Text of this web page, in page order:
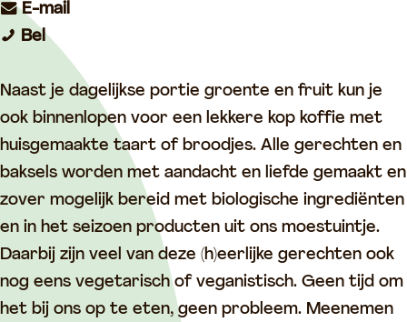
Naast je dagelijkse portie groente en fruit kun je
ook binnenlopen voor een lekkere kop koffie met
huisgemaakte taart of broodjes. Alle gerechten en
baksels worden met aandacht en liefde gemaakt en
zover mogelijk bereid met biologische ingrediënten
en in het seizoen producten uit ons moestuintje.
Daarbij zijn veel van deze (h)eerlijke gerechten ook
nog eens vegetarisch of veganistisch. Geen tijd om
het bij ons op te eten, geen probleem. Meenemen
i
n
g
e
L
o
o
d
s
r
L
i
n
g
e
L
o
o
d
E-mail
a
r
L
i
n
g
e
L
o
o
BelL
n
g
e
L
o
o
d
s
P